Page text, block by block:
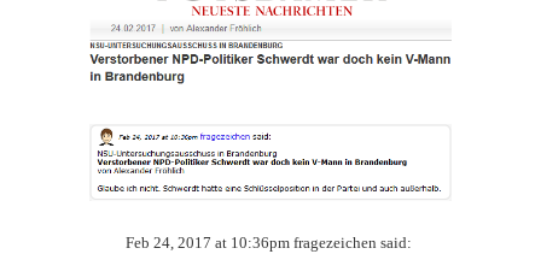
Feb 24, 2017 at 10:36pm fragezeichen said: